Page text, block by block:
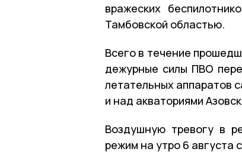
вражеских
Тамбовской областью.
Всего в течение
дежурные силы ПВО
летательных аппаратов
и над акваториями
Воздушную тревогу в
режим на утро 6 августа